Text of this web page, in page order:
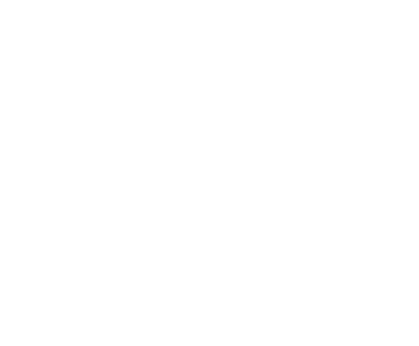
en su sitio web www.hendel-idr.com
el uso del sitio web de EL PROPIETARIO por
web www.hendel-idr.com en todas y cada una de las